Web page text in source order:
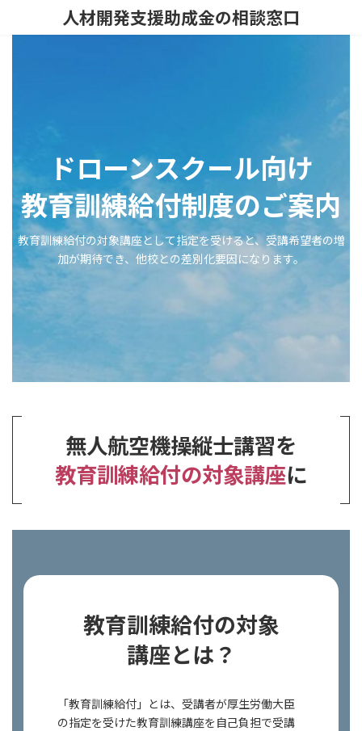
人材開発支援助成金の相談窓口
ドローンスクール向け
教育訓練給付制度のご案内
教育訓練給付の対象講座として指定を受けると、受講希望者の増
加が期待でき、他校との差別化要因になります。
無人航空機操縦士講習を
教育訓練給付の対象講座に
教育訓練給付の対象
講座とは？
「教育訓練給付」とは、受講者が厚生労働大臣
の指定を受けた教育訓練講座を自己負担で受講